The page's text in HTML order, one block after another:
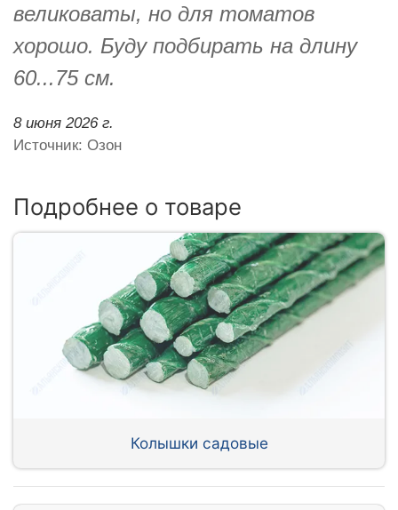
великоваты, но для томатов
хорошо. Буду подбирать на длину
60...75 см.
8 июня 2026 г.
Источник: Озон
Подробнее о товаре
Колышки садовые